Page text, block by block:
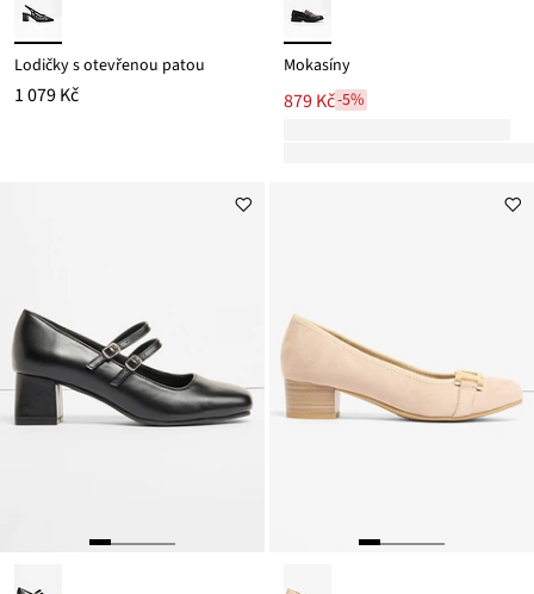
Lodičky s otevřenou patou
1 079 Kč
Mokasíny
879 Kč-5%